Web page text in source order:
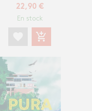
22,90 €
En stock
add_shopping_cart